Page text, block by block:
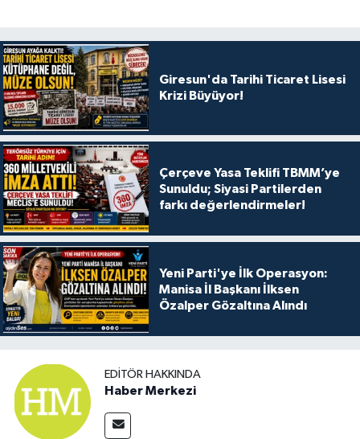
Giresun'da Tarihi Ticaret Lisesi
Krizi Büyüyor!
Çerçeve Yasa Teklifi TBMM’ye
Sunuldu; Siyasi Partilerden
farkı değerlendirmeler!
Yeni Parti'ye İlk Operasyon:
Manisa İl Başkanı İlksen
Özalper Gözaltına Alındı
EDITÖR HAKKINDA
Haber Merkezi